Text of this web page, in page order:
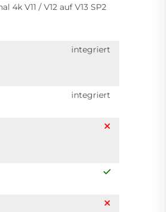
V11 / V12 auf V13 SP2
integriert
integriert